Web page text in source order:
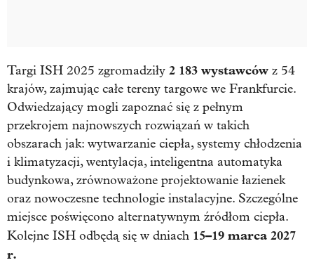
Targi ISH 2025 zgromadziły 2 183 wystawców z 54
krajów, zajmując całe tereny targowe we Frankfurcie.
Odwiedzający mogli zapoznać się z pełnym
przekrojem najnowszych rozwiązań w takich
obszarach jak: wytwarzanie ciepła, systemy chłodzenia
i klimatyzacji, wentylacja, inteligentna automatyka
budynkowa, zrównoważone projektowanie łazienek
oraz nowoczesne technologie instalacyjne. Szczególne
miejsce poświęcono alternatywnym źródłom ciepła.
Kolejne ISH odbędą się w dniach 15–19 marca 2027
r.